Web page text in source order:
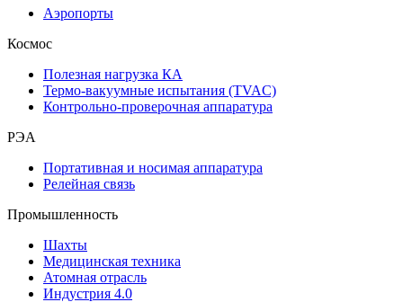
Аэропорты
Космос
Полезная нагрузка КА
Термо-вакуумные испытания (TVAC)
Контрольно-проверочная аппаратура
РЭА
Портативная и носимая аппаратура
Релейная связь
Промышленность
Шахты
Медицинская техника
Атомная отрасль
Индустрия 4.0